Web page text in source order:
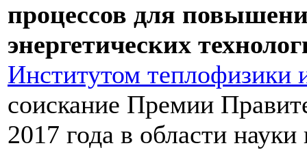
процессов для
энергетических
Институтом теплофизики
соискание Премии
2017 года в области